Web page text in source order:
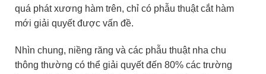
quá phát xương hàm trên, chỉ có phẫu thuật cắt hàm
mới giải quyết được vấn đề.
Nhìn chung, niềng răng và các phẫu thuật nha chu
thông thường có thể giải quyết đến 80% các trường